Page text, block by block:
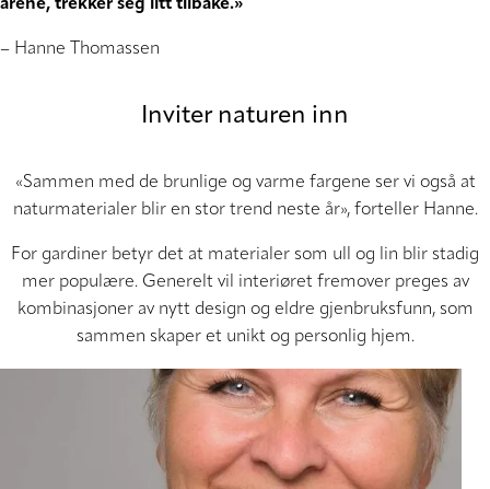
årene, trekker seg litt tilbake.»
– Hanne Thomassen
Inviter naturen inn
«Sammen med de brunlige og varme fargene ser vi også at
naturmaterialer blir en stor trend neste år», forteller Hanne.
For gardiner betyr det at materialer som ull og lin blir stadig
mer populære. Generelt vil interiøret fremover preges av
kombinasjoner av nytt design og eldre gjenbruksfunn, som
sammen skaper et unikt og personlig hjem.